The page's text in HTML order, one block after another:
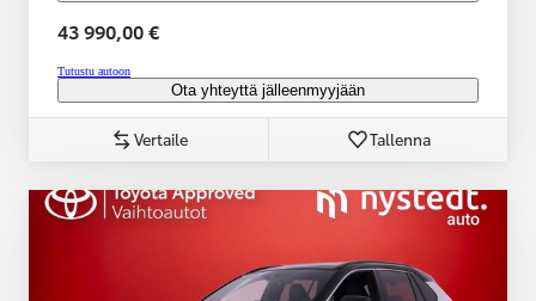
43 990,00 €
Tutustu autoon
Ota yhteyttä jälleenmyyjään
Vertaile Tallenna